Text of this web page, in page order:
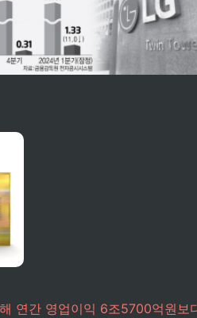
연간 영업이익 6조5700억원보